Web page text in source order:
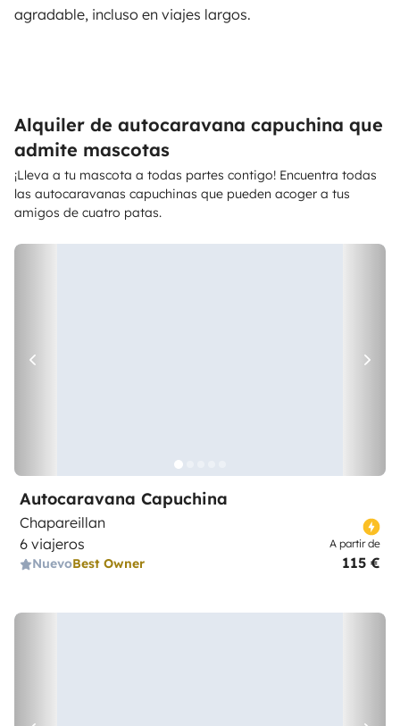
agradable, incluso en viajes largos.
Alquiler de autocaravana capuchina que
admite mascotas
¡Lleva a tu mascota a todas partes contigo! Encuentra todas
las autocaravanas capuchinas que pueden acoger a tus
amigos de cuatro patas.
Autocaravana Capuchina
Chapareillan
6 viajeros
NuevoBest Owner
A partir de
115 €